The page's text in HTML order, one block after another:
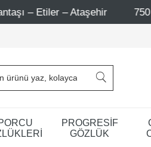
750 TL Üzeri
PROGRESİF
GÖZLÜK